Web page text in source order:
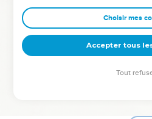
clés pour avancer avec plus de
deviennent vos tremplins. Que
équipe, un groupe ou une
pour
Choisir mes
Accepter tous
Tout